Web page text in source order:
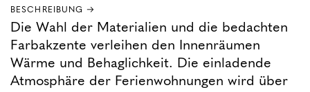
BESCHREIBUNG →
Die Wahl der Materialien und die bedachten
Farbakzente verleihen den Innenräumen
Wärme und Behaglichkeit. Die einladende
Atmosphäre der Ferienwohnungen wird über